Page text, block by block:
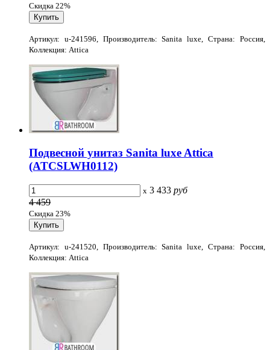
Скидка 22%
Артикул: u-241596, Производитель: Sanita luxe, Страна: Россия,
Коллекция: Attica
Подвесной унитаз Sanita luxe Attica
(ATCSLWH0112)
x 3 433 руб
4 459
Скидка 23%
Артикул: u-241520, Производитель: Sanita luxe, Страна: Россия,
Коллекция: Attica